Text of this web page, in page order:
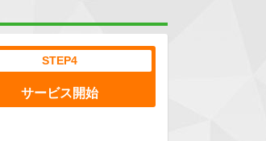
STEP4
サービス開始